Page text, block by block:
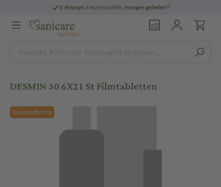
E-Rezept: Heute bestellt, morgen geliefert3
DESMIN 30 6X21 St Filmtabletten
Rezeptpflichtig